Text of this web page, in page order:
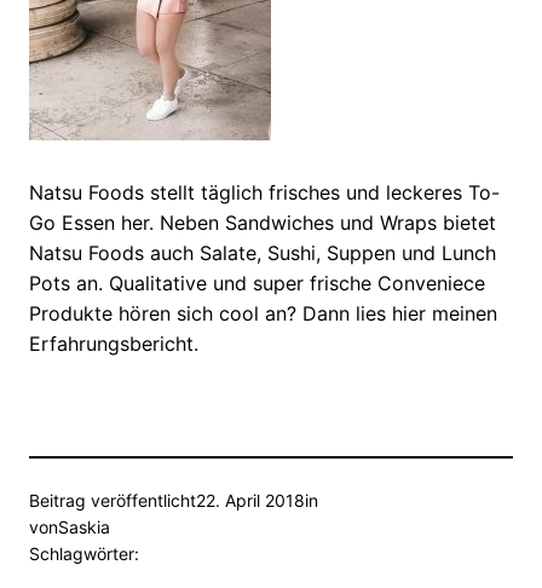
Natsu Foods stellt täglich frisches und leckeres To-
Go Essen her. Neben Sandwiches und Wraps bietet
Natsu Foods auch Salate, Sushi, Suppen und Lunch
Pots an. Qualitative und super frische Conveniece
Produkte hören sich cool an? Dann lies hier meinen
Erfahrungsbericht.
Beitrag veröffentlicht22. April 2018in
vonSaskia
Schlagwörter: